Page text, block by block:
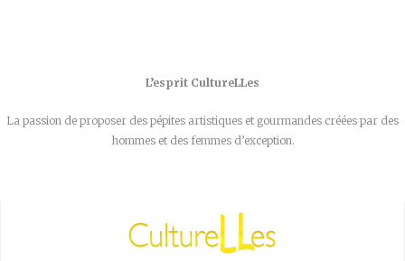
L’esprit CultureLLes
La passion de proposer des pépites artistiques et gourmandes créées par des
hommes et des femmes d’exception.